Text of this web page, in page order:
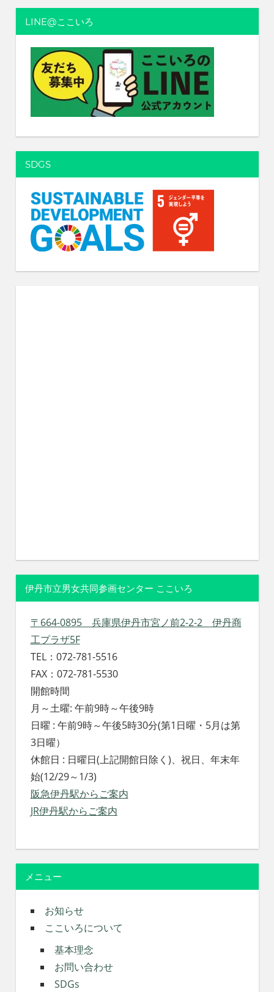
ョ
ン
LINE@ここいろ
SDGS
伊丹市立男女共同参画センター ここいろ
〒664-0895 兵庫県伊丹市宮ノ前2-2-2 伊丹商
工プラザ5F
TEL：072-781-5516
FAX：072-781-5530
開館時間
月～土曜: 午前9時～午後9時
日曜 : 午前9時～午後5時30分(第1日曜・5月は第
3日曜）
休館日 : 日曜日(上記開館日除く)、祝日、年末年
始(12/29～1/3)
阪急伊丹駅からご案内
JR伊丹駅からご案内
メニュー
お知らせ
ここいろについて
基本理念
お問い合わせ
SDGs